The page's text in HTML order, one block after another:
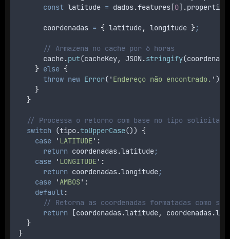
const latitude = dados.features [0] .properties
coordenadas = { latitude, longitude };
// Armazena no cache por 6 horas
cache.put(cacheKey, JSON.stringify(
} else {
throw new Error( ' Endereço não encontrado. ' )
}
}
// Processa o retorno com base no tipo solicitado
switch (tipo.toUpperCase()) {
case
' LATITUDE' :
return coordenadas.latitude;
case
' LONGITUDE' :
return coordenadas.longitude;
case
' AMBOS' :
default:
// Retorna as coordenadas formatadas como
return [coordenadas.latitude, coordenadas.
}
}